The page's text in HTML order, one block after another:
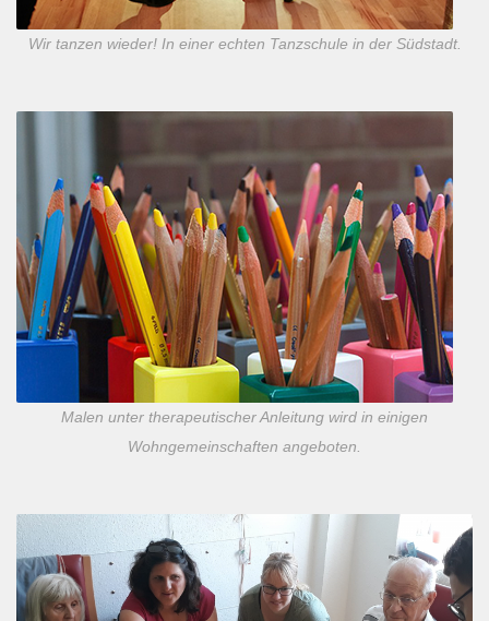
Wir tanzen wieder! In einer echten Tanzschule in der Südstadt.
Malen unter therapeutischer Anleitung wird in einigen
Wohngemeinschaften angeboten.